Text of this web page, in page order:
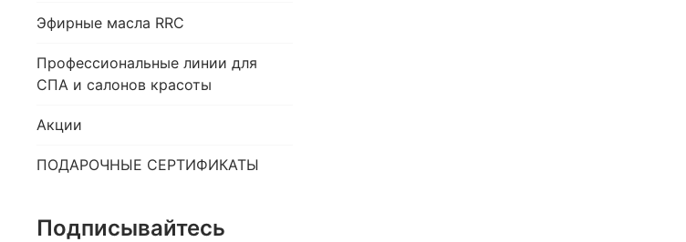
Эфирные масла RRC
Профессиональные линии для
СПА и салонов красоты
Акции
ПОДАРОЧНЫЕ СЕРТИФИКАТЫ
Подписывайтесь